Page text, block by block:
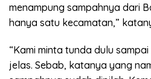
menampung sampahnya dari
hanya satu kecamatan,”
“Kami minta tunda dulu
jelas. Sebab, katanya yang